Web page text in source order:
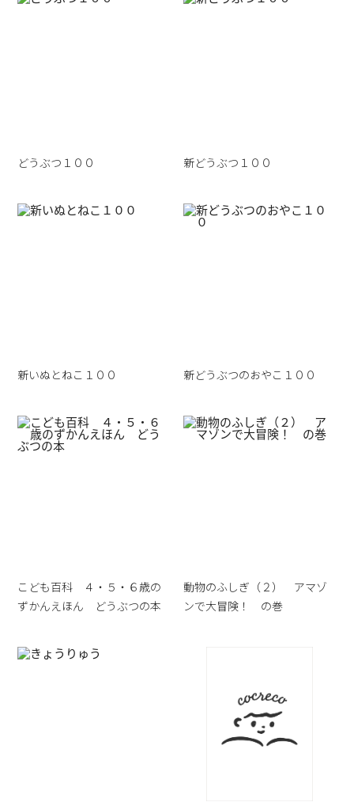
どうぶつ１００ 新どうぶつ１００
新いぬとねこ１００ 新どうぶつのおやこ１００
こども百科 ４・５・６歳の
ずかんえほん どうぶつの本
動物のふしぎ（２） アマゾ
ンで大冒険！ の巻